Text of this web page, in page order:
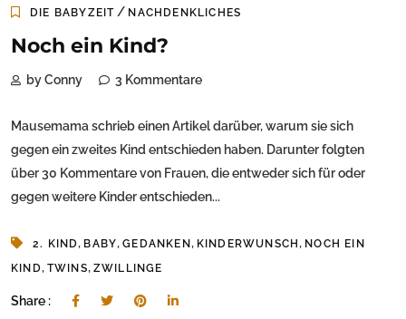
DIE BABYZEIT / NACHDENKLICHES
Noch ein Kind?
by Conny 3 Kommentare
Mausemama schrieb einen Artikel darüber, warum sie sich
gegen ein zweites Kind entschieden haben. Darunter folgten
über 30 Kommentare von Frauen, die entweder sich für oder
gegen weitere Kinder entschieden...
2. KIND, BABY,GEDANKEN , KINDERWUNSCH, NOCH EIN
KIND, TWINS, ZWILLINGE
Share :